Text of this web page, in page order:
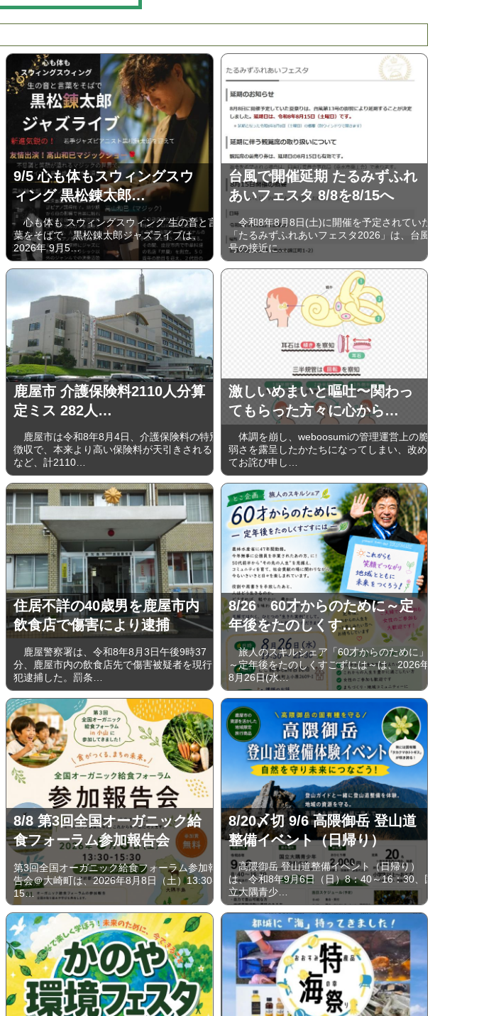
9/5 心も体もスウィングスウ
ィング 黒松錬太郎…
心も体も スウィングスウィング 生の音と言
葉をそばで 黒松錬太郎ジャズライブは、
2026年 9⽉5…
台風で開催延期 たるみずふれ
あいフェスタ 8/8を8/15へ
令和8年8月8日(土)に開催を予定されていた
「たるみずふれあいフェスタ2026」は、台風
号の接近に…
鹿屋市 介護保険料2110人分算
定ミス 282人…
鹿屋市は令和8年8月4日、介護保険料の特別
徴収で、本来より高い保険料が天引きされる
など、計2110…
激しいめまいと嘔吐〜関わっ
てもらった方々に心から…
体調を崩し、weboosumiの管理運営上の脆
弱さを露呈したかたちになってしまい、改め
てお詫び申し…
住居不詳の40歳男を鹿屋市内
飲食店で傷害により逮捕
鹿屋警察署は、令和8年8月3日午後9時37
分、鹿屋市内の飲食店先で傷害被疑者を現行
犯逮捕した。罰条…
8/26 60才からのために～定
年後をたのしくす…
旅人のスキルシェア「60才からのために」
～定年後をたのしくすごずには～は、2026年
8月26日(水…
8/8 第3回全国オーガニック給
食フォーラム参加報告会
第3回全国オーガニック給食フォーラム参加報
告会＠大崎町は、2026年8月8日（土）13:30-
15…
8/20〆切 9/6 高隈御岳 登山道
整備イベント（日帰り）
高隈御岳 登山道整備イベント（日帰り）
は、令和8年9月6日（日）8：40～16：30、国
立大隅青少…